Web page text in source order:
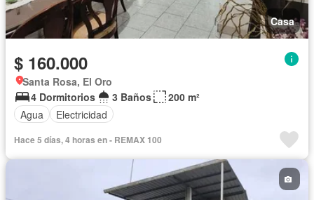
Casa
$ 160.000
Santa Rosa, El Oro
4 Dormitorios
3 Baños
200 m²
Agua
Electricidad
Hace 5 días, 4 horas en - REMAX 100